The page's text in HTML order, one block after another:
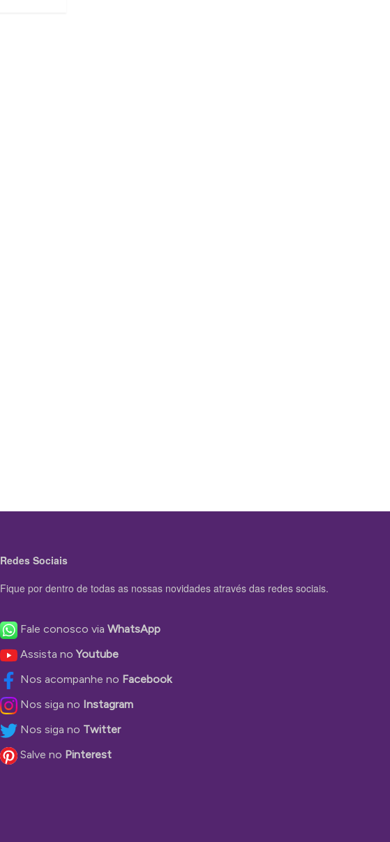
Redes Sociais
Fique por dentro de todas as nossas novidades através das redes sociais.
Fale conosco via WhatsApp
Assista noYoutube
Nos acompanhe no Facebook
Nos siga no Instagram
Nos siga no Twitter
Salve no Pinterest